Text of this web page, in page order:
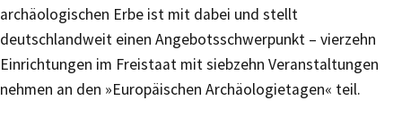
archäologischen Erbe ist mit dabei und stellt
deutschlandweit einen Angebotsschwerpunkt – vierzehn
Einrichtungen im Freistaat mit siebzehn Veranstaltungen
nehmen an den »Europäischen Archäologietagen« teil.